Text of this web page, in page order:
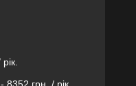
8352 грн. / рік.